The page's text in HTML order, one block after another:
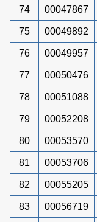
74 00047867
75 00049892
76 00049957
77 00050476
78 00051088
79 00052208
80 00053570
81 00053706
82 00055205
83 00056719